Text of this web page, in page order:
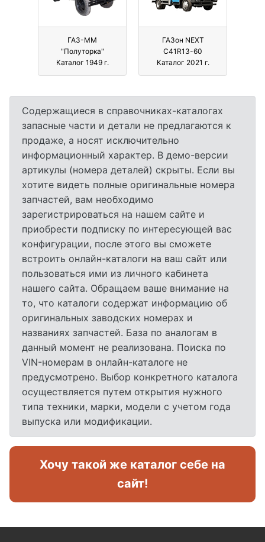
ГАЗ-ММ
"Полуторка"
Каталог 1949 г.
ГАЗон NEXT
C41R13-60
Каталог 2021 г.
Содержащиеся в справочниках-каталогах
запасные части и детали не предлагаются к
продаже, а носят исключительно
информационный характер. В демо-версии
артикулы (номера деталей) скрыты. Если вы
хотите видеть полные оригинальные номера
запчастей, вам необходимо
зарегистрироваться на нашем сайте и
приобрести подписку по интересующей вас
конфигурации, после этого вы сможете
встроить онлайн-каталоги на ваш сайт или
пользоваться ими из личного кабинета
нашего сайта. Обращаем ваше внимание на
то, что каталоги содержат информацию об
оригинальных заводских номерах и
названиях запчастей. База по аналогам в
данный момент не реализована. Поиска по
VIN-номерам в онлайн-каталоге не
предусмотрено. Выбор конкретного каталога
осуществляется путем открытия нужного
типа техники, марки, модели с учетом года
выпуска или модификации.
Хочу такой же каталог себе на
сайт!